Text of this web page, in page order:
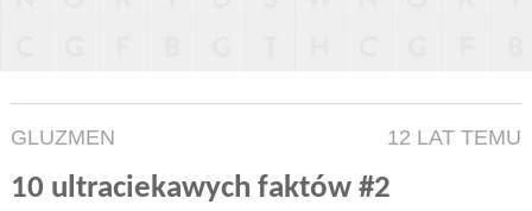
GLUZMEN 12 LAT TEMU
10 ultraciekawych faktów #2